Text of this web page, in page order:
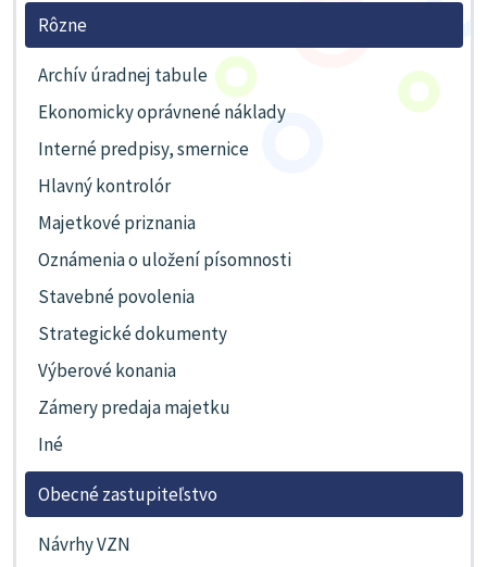
Rôzne
Archív úradnej tabule
Ekonomicky oprávnené náklady
Interné predpisy, smernice
Hlavný kontrolór
Majetkové priznania
Oznámenia o uložení písomnosti
Stavebné povolenia
Strategické dokumenty
Výberové konania
Zámery predaja majetku
Iné
Obecné zastupiteľstvo
Návrhy VZN